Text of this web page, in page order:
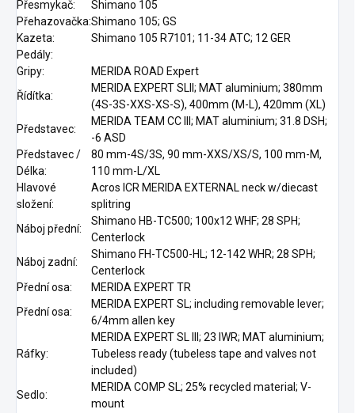
Přesmykač:
Shimano 105
Přehazovačka:Shimano 105; GS
Kazeta:
Shimano 105 R7101; 11-34 ATC; 12 GER
Pedály:
Gripy:
MERIDA ROAD Expert
Řídítka:
MERIDA EXPERT SLII; MAT aluminium; 380mm
(4S-3S-XXS-XS-S), 400mm (M-L), 420mm (XL)
Představec:
MERIDA TEAM CC III; MAT aluminium; 31.8 DSH;
-6 ASD
Představec /
Délka:
80 mm-4S/3S, 90 mm-XXS/XS/S, 100 mm-M,
110 mm-L/XL
Hlavové
složení:
Acros ICR MERIDA EXTERNAL neck w/diecast
splitring
Náboj přední:
Shimano HB-TC500; 100x12 WHF; 28 SPH;
Centerlock
Náboj zadní:
Shimano FH-TC500-HL; 12-142 WHR; 28 SPH;
Centerlock
Přední osa:
MERIDA EXPERT TR
Přední osa:
MERIDA EXPERT SL; including removable lever;
6/4mm allen key
Ráfky:
MERIDA EXPERT SL III; 23 IWR; MAT aluminium;
Tubeless ready (tubeless tape and valves not
included)
Sedlo:
MERIDA COMP SL; 25% recycled material; V-
mount